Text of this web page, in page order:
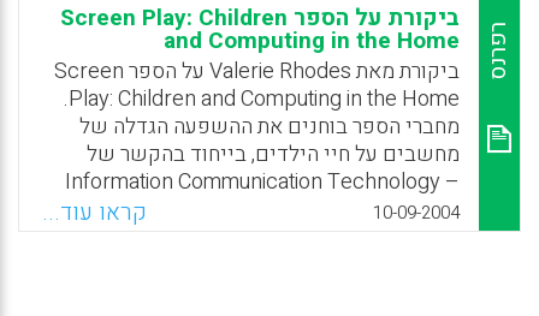
רפרנס
ביקורת על הספר Screen Play: Children
and Computing in the Home
ביקורת מאת Valerie Rhodes על הספר Screen
Play: Children and Computing in the Home.
מחברי הספר בוחנים את ההשפעה הגדלה של
מחשבים על חיי הילדים, בייחוד בהקשר של
Information Communication Technology –
ICT בסביבה הביתית. על ידי שילוב של שיטות
מחקר כמותיות ואיכותיות המחקר עליו מבוסס
10-09-2004 קראו עוד...